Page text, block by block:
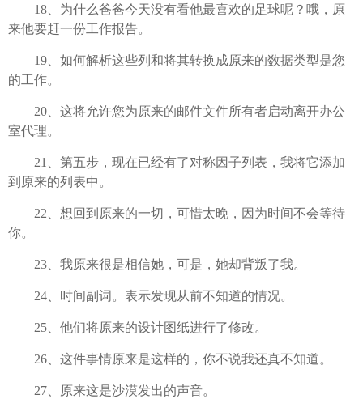
18、为什么爸爸今天没有看他最喜欢的足球呢？哦，原
来他要赶一份工作报告。
19、如何解析这些列和将其转换成原来的数据类型是您
的工作。
20、这将允许您为原来的邮件文件所有者启动离开办公
室代理。
21、第五步，现在已经有了对称因子列表，我将它添加
到原来的列表中。
22、想回到原来的一切，可惜太晚，因为时间不会等待
你。
23、我原来很是相信她，可是，她却背叛了我。
24、时间副词。表示发现从前不知道的情况。
25、他们将原来的设计图纸进行了修改。
26、这件事情原来是这样的，你不说我还真不知道。
27、原来这是沙漠发出的声音。